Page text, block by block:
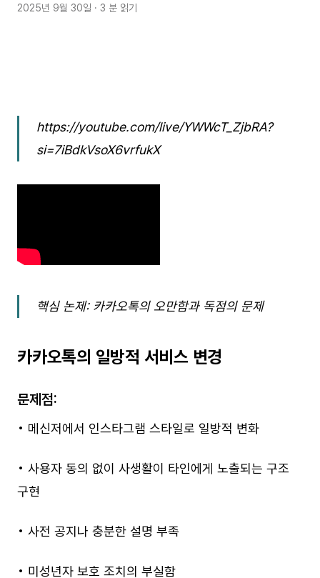
2025년 9월 30일 · 3 분 읽기
https://youtube.com/live/YWWcT_ZjbRA?
si=7iBdkVsoX6vrfukX
핵심 논제: 카카오톡의 오만함과 독점의 문제
카카오톡의 일방적 서비스 변경
문제점:
• 메신저에서 인스타그램 스타일로 일방적 변화
• 사용자 동의 없이 사생활이 타인에게 노출되는 구조
구현
• 사전 공지나 충분한 설명 부족
• 미성년자 보호 조치의 부실함